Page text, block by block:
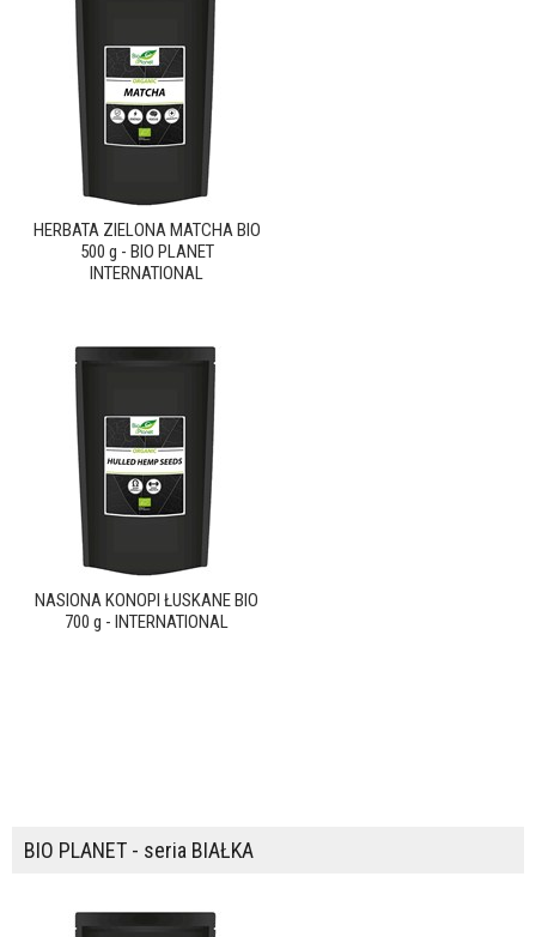
HERBATA ZIELONA MATCHA BIO
500 g - BIO PLANET
INTERNATIONAL
NASIONA KONOPI ŁUSKANE BIO
700 g - INTERNATIONAL
BIO PLANET - seria BIAŁKA